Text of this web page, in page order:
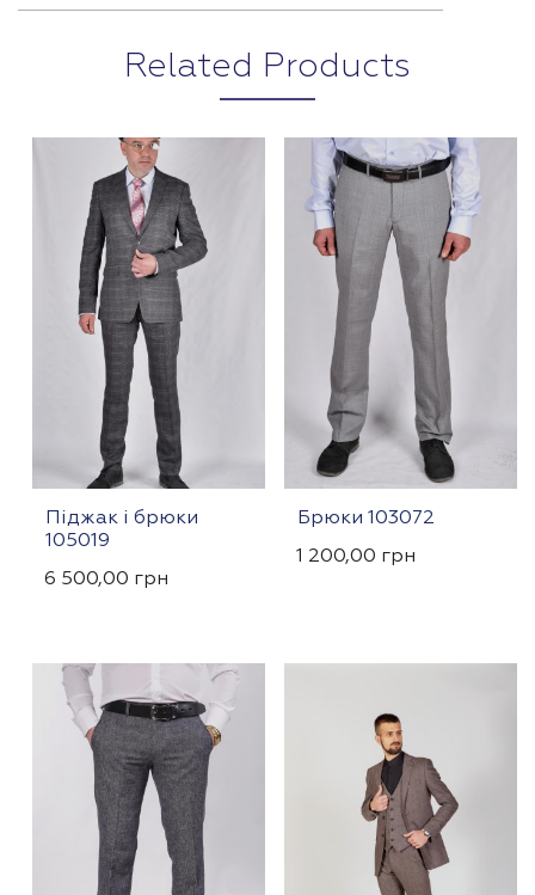
Related Products
Піджак і брюки
105019
6 500,00 грн
Брюки 103072
1 200,00 грн